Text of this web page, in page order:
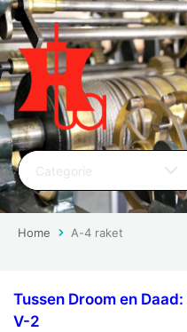
Home A-4 raket
Tussen Droom en
V-2